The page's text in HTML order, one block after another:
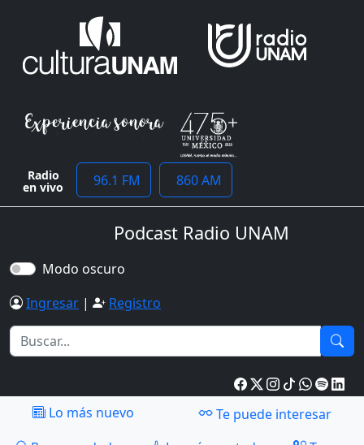
Radio
en vivo 96.1 FM 860 AM
Podcast Radio UNAM
Modo oscuro
Ingresar | Registro
Lo más nuevo
Te puede interesar